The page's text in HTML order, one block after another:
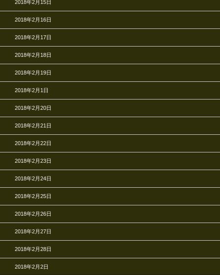
2018年2月15日
2018年2月16日
2018年2月17日
2018年2月18日
2018年2月19日
2018年2月1日
2018年2月20日
2018年2月21日
2018年2月22日
2018年2月23日
2018年2月24日
2018年2月25日
2018年2月26日
2018年2月27日
2018年2月28日
2018年2月2日